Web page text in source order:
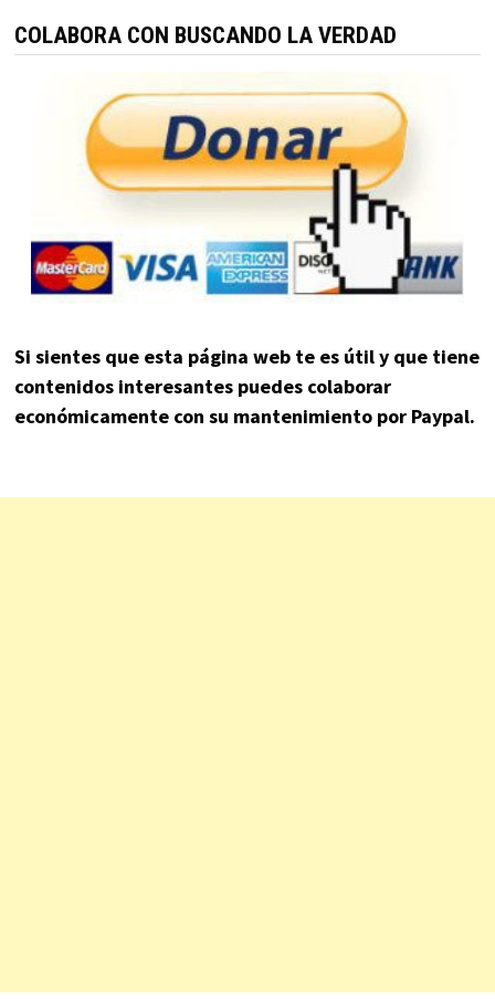
entradas
COLABORA CON BUSCANDO LA VERDAD
Si sientes que esta página web te es útil y que tiene
contenidos interesantes puedes colaborar
económicamente con su mantenimiento por Paypal.